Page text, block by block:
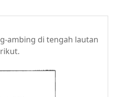
ambing di tengah lautan